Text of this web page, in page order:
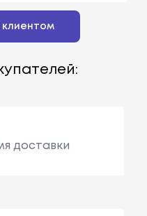
доставки